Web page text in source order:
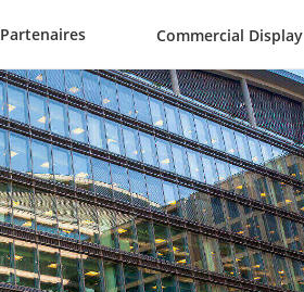
Partenaires Commercial Display